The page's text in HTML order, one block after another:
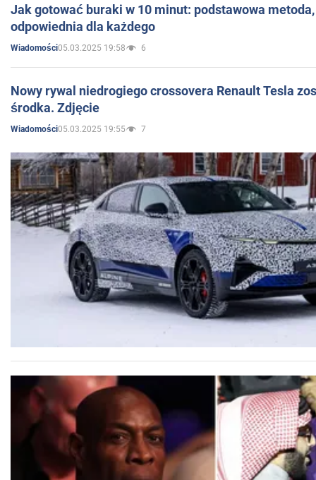
Jak gotować buraki w 10 minut: podstawowa
odpowiednia dla każdego
Wiadomości05.03.2025 19:58 6
Nowy rywal niedrogiego crossovera Renault Tesla
środka. Zdjęcie
Wiadomości05.03.2025 19:55 7